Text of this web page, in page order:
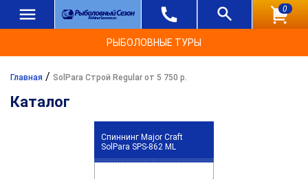
0
РЫБОЛОВНЫЕ ТУРЫ
Главная / SolPara Строй Regular от 5 750 р.
Каталог
Спиннинг Major Craft
SolPara SPS-862 ML